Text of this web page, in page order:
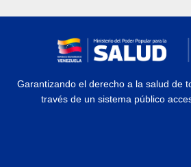
Garantizando el derecho a la salud de
través de un sistema público